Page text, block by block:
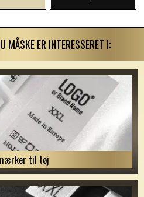
MÅSKE ER INTERESSERET I:
til tøj